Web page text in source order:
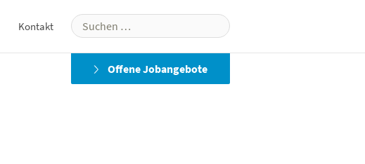
Suchen
nach:
Offene Jobangebote
Kontakt
Martin Professional